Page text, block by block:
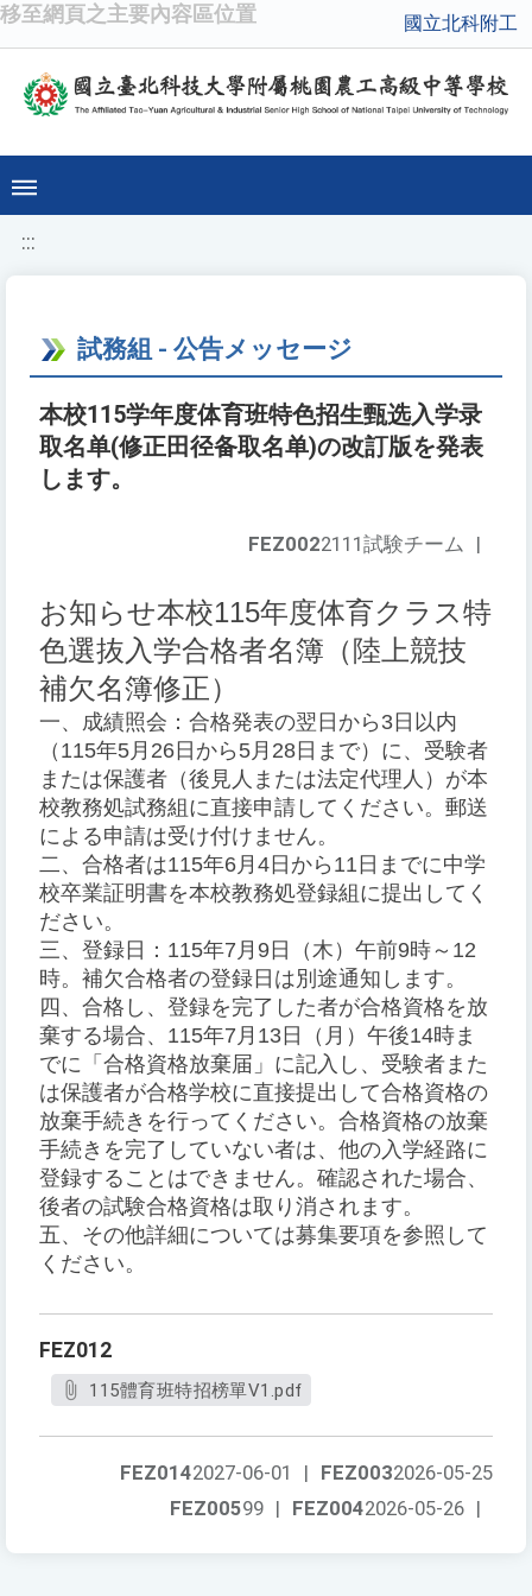
移至網頁之主要內容區位置 國立北科附工
:::
試務組 - 公告メッセージ
本校115学年度体育班特色招生甄选入学录
取名单(修正田径备取名单)の改訂版を発表
します。
FEZ0022111試験チーム |
お知らせ本校115年度体育クラス特
色選抜入学合格者名簿（ 陸上競技
補欠名簿修正）
一、成績照会：合格発表の翌日から3日以内
（115年5月26日から5月28日まで）に、受験者
または保護者（後見人または法定代理人）が本
校教務処試務組に直接申請してください。郵送
による申請は受け付けません。
二、合格者は115年6月4日から11日までに中学
校卒業証明書を本校教務処登録組に提出してく
ださい。
三、登録日：115年7月9日（木）午前9時～12
時。補欠合格者の登録日は別途通知します。
四、合格し、登録を完了した者が合格資格を放
棄する場合、115年7月13日（月）午後14時ま
でに「合格資格放棄届」に記入し、受験者また
は保護者が合格学校に直接提出して合格資格の
放棄手続きを行ってください。合格資格の放棄
手続きを完了していない者は、他の入学経路に
登録することはできません。確認された場合、
後者の試験合格資格は取り消されます。
五、その他詳細については募集要項を参照して
ください。
FEZ012
115體育班特招榜單V1.pdf
FEZ0032026-05-25
FEZ0142027-06-01
|
FEZ0042026-05-26 |
FEZ00599 |